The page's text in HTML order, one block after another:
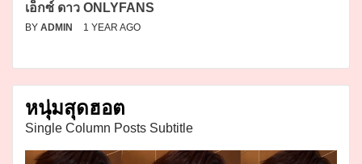
เอ็กซ์ ดาว ONLYFANS
BY ADMIN 1 YEAR AGO
หนุ่มสุดฮอต
Single Column Posts Subtitle